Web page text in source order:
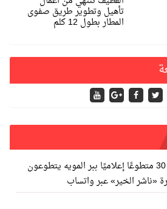
تأهيل وتطوير طريق صفوى
المطار بطول 12 كلم
أكثر من 30 متطوعًا إعلاميًا ببر المويه يتطوعون
«ناشر الخير» عبر واتساب